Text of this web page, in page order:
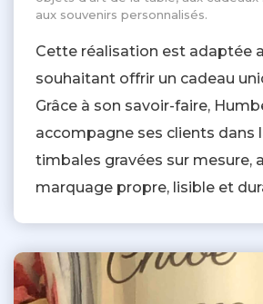
aux souvenirs personnalisés.
Cette réalisation est adaptée
souhaitant offrir un cadeau
Grâce à son savoir-faire,
accompagne ses clients dans
timbales gravées sur mesure,
marquage propre, lisible et